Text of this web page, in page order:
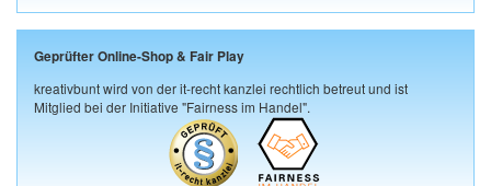
Geprüfter Online-Shop & Fair Play
kreativbunt wird von der it-recht kanzlei rechtlich betreut und ist
Mitglied bei der Initiative "Fairness im Handel".